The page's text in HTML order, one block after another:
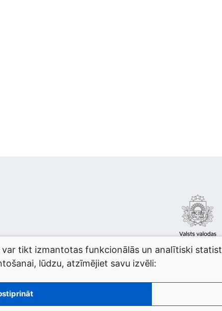
var tikt izmantotas funkcionālās un analītiski
lūdzu, atzīmējiet savu izvēli: